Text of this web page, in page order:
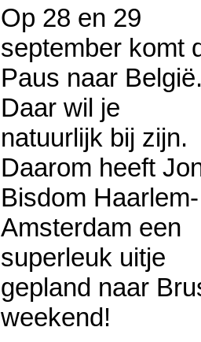
Op 28 en 29
september komt
Paus naar
Daar wil je
natuurlijk bij zijn.
Daarom heeft
Bisdom Haarlem-
Amsterdam een
superleuk uitje
gepland naar
weekend!